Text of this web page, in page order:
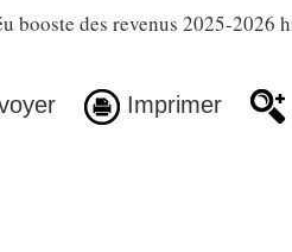
booste des revenus 2025-2026
Imprimer